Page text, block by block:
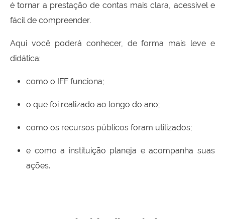
é tornar a prestação de contas mais clara, acessível e
fácil de compreender.
Aqui você poderá conhecer, de forma mais leve e
didática:
como o IFF funciona;
o que foi realizado ao longo do ano;
como os recursos públicos foram utilizados;
e como a instituição planeja e acompanha suas
ações.